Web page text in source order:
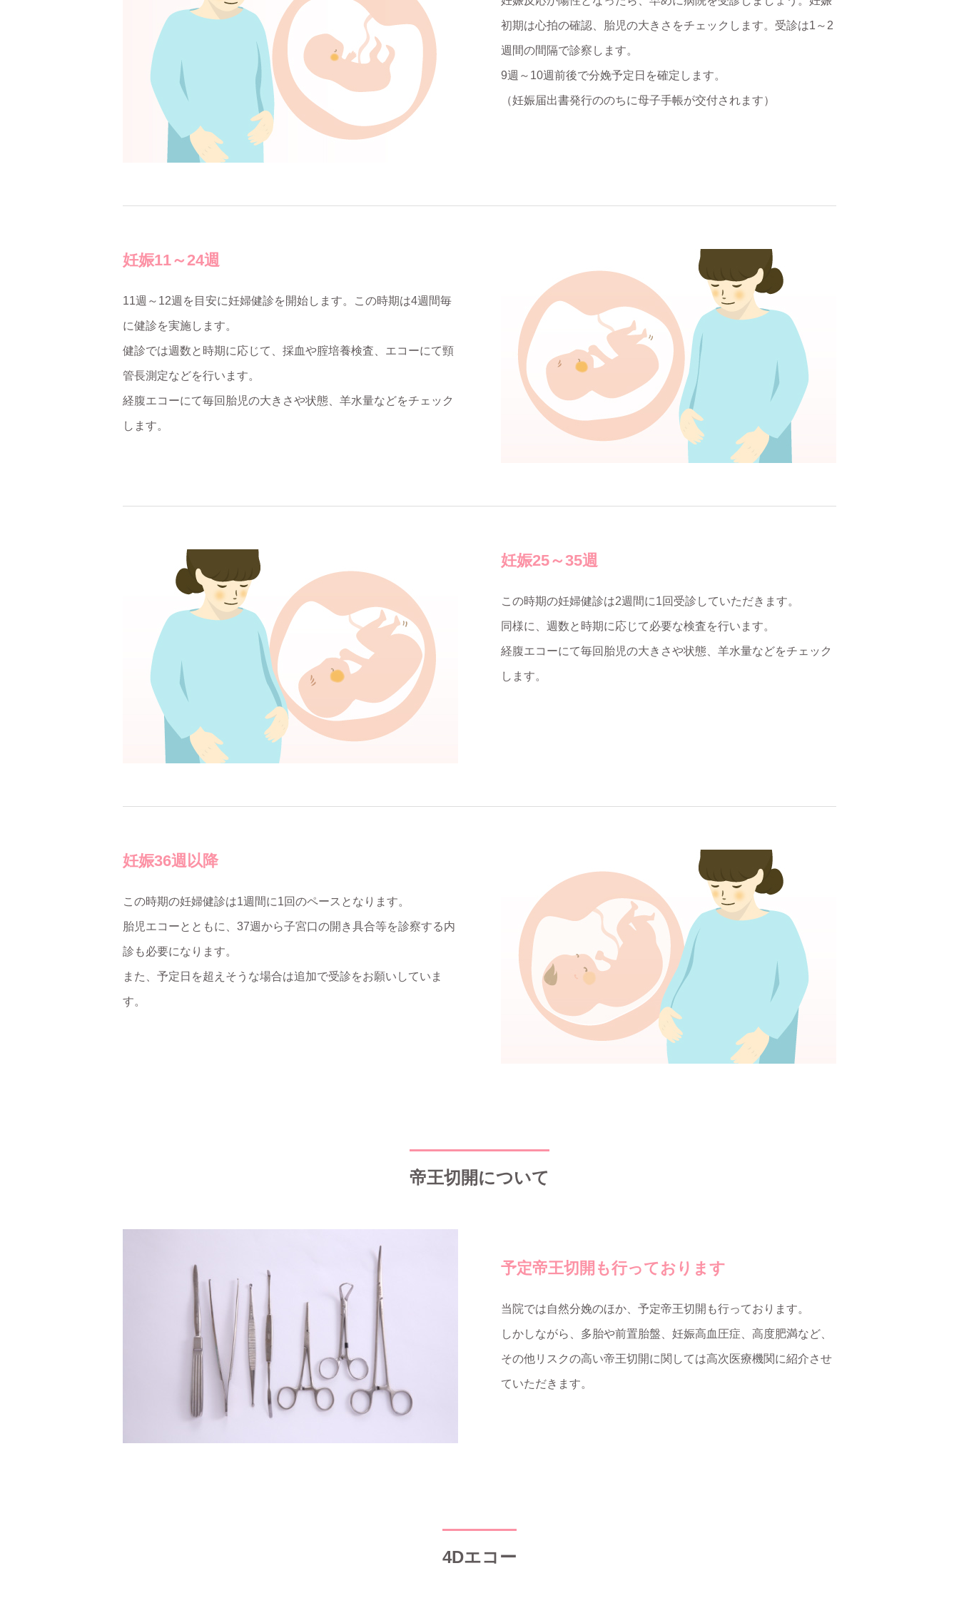
初期は心拍の確認、胎児の大きさをチェックします。受診は1～2
週間の間隔で診察します。
9週～10週前後で分娩予定日を確定します。
（妊娠届出書発行ののちに母子手帳が交付されます）
妊娠11～24週
11週～12週を目安に妊婦健診を開始します。この時期は4週間毎
に健診を実施します。
健診では週数と時期に応じて、採血や腟培養検査、エコーにて頸
管長測定などを行います。
経腹エコーにて毎回胎児の大きさや状態、羊水量などをチェック
します。
妊娠25～35週
この時期の妊婦健診は2週間に1回受診していただきます。
同様に、週数と時期に応じて必要な検査を行います。
経腹エコーにて毎回胎児の大きさや状態、羊水量などをチェック
します。
妊娠36週以降
この時期の妊婦健診は1週間に1回のペースとなります。
胎児エコーとともに、37週から子宮口の開き具合等を診察する内
診も必要になります。
また、予定日を超えそうな場合は追加で受診をお願いしていま
す。
帝王切開について
予定帝王切開も行っております
当院では自然分娩のほか、予定帝王切開も行っております。
しかしながら、多胎や前置胎盤、妊娠高血圧症、高度肥満など、
その他リスクの高い帝王切開に関しては高次医療機関に紹介させ
ていただきます。
4Dエコー